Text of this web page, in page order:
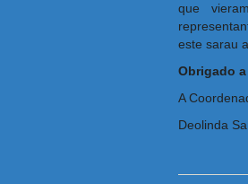
que
este sarau
Obrigado
A
Deolinda